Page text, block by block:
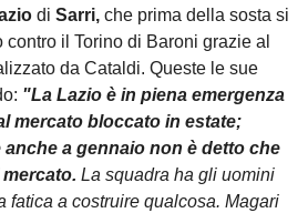
di Sarri, che prima della sosta si
il Torino di Baroni grazie al
da Cataldi. Queste le sue
"La Lazio è in piena emergenza
mercato bloccato in estate;
a gennaio non è detto che
La squadra ha gli uomini
fatica a costruire qualcosa. Magari